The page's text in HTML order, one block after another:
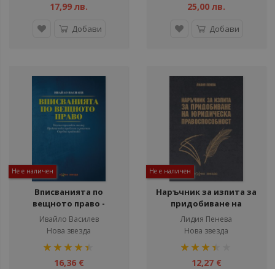
17,99 лв.
Добави
25,00 лв.
Добави
Не е наличен
Вписванията по
вещното право -
Научно-приложен
анализ - Практически
проблеми и решения -
Съдебна практика
Ивайло Василев
Нова звезда
рейтинг:
89%16,36 €
Не е наличен
Наръчник за изпита за
придобиване на
юридическа
правоспособност
Лидия Пенева
Нова звезда
рейтинг:
70%12,27 €